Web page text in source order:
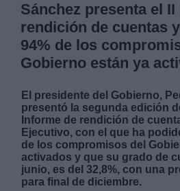
Sánchez presenta el
rendición de cuentas
94% de los
Gobierno están ya
El presidente del Gobierno,
presentó la segunda edición
Informe de rendición de
Ejecutivo, con el que ha
de los compromisos del
activados y que su grado de
junio, es del 32,8%, con una
para final de diciembre.
Destinatarios:
Derechos: